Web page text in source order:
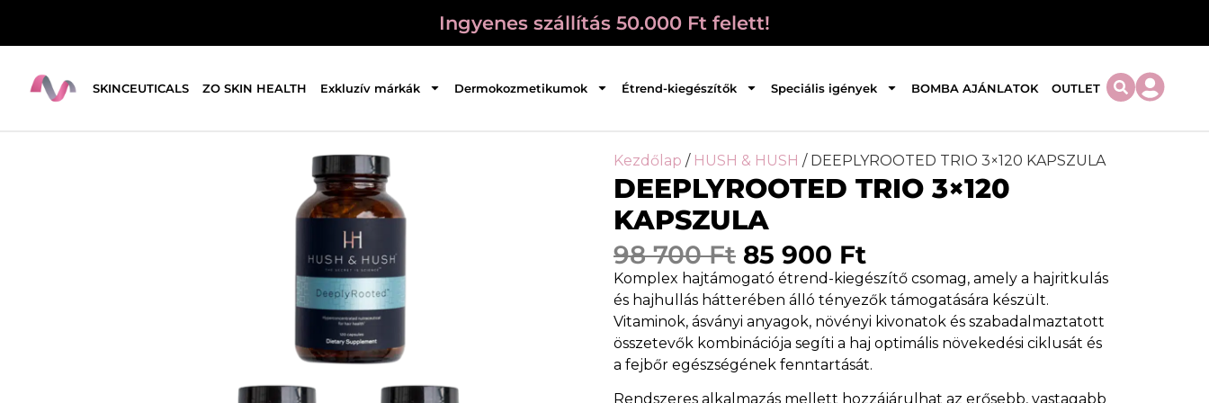
Ingyenes szállítás 50.000 Ft felett!
SKINCEUTICALS ZO SKIN HEALTH Exkluzív márkák Dermokozmetikumok Étrend-kiegészítők Speciális igények BOMBA AJÁNLATOK OUTLET
Kezdőlap / HUSH & HUSH / DEEPLYROOTED TRIO 3×120 KAPSZULA
DEEPLYROOTED TRIO 3×120
KAPSZULA
98 700Ft 85 900 Ft
Komplex hajtámogató étrend-kiegészítő csomag, amely a hajritkulás
és hajhullás hátterében álló tényezők támogatására készült.
Vitaminok, ásványi anyagok, növényi kivonatok és szabadalmaztatott
összetevők kombinációja segíti a haj optimális növekedési ciklusát és
a fejbőr egészségének fenntartását.
Rendszeres alkalmazás mellett hozzájárulhat az erősebb, vastagabb